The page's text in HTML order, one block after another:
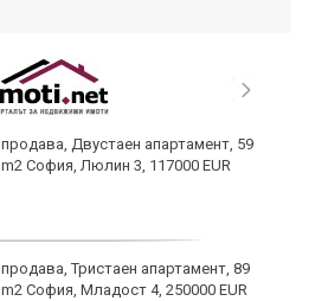
продава, Двустаен апартамент, 59
m2 София, Люлин 3, 117000 EUR
продава, Тристаен апартамент, 89
m2 София, Младост 4, 250000 EUR